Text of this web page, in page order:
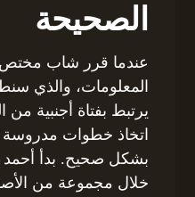
الصحيحة
عندما قرر شاب مختص
المعلومات، والذي
يرتبط بفتاة أجنبية من
اتخاذ خطوات مدروسة
بشكل صحيح. بدأ أحمد
خلال مجموعة من